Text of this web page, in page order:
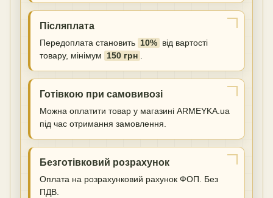
Післяплата
Передоплата становить 10% від вартості
товару, мінімум 150 грн .
Готівкою при самовивозі
Можна оплатити товар у магазині ARMEYKA.ua
під час отримання замовлення.
Безготівковий розрахунок
Оплата на розрахунковий рахунок ФОП. Без
ПДВ.